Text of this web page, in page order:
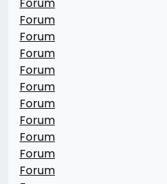
Forum
Forum
Forum
Forum
Forum
Forum
Forum
Forum
Forum
Forum